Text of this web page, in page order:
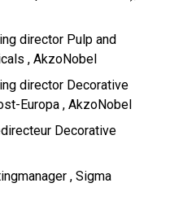
director Pulp and
, AkzoNobel
director Decorative
Europa , AkzoNobel
Decorative
, Sigma